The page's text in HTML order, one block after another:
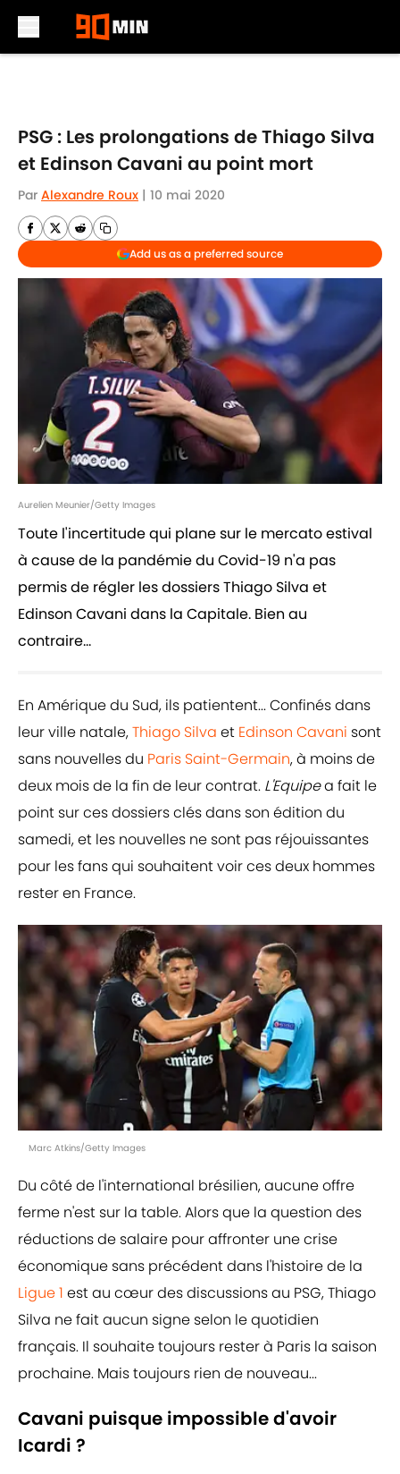
PSG : Les prolongations de Thiago Silva
et Edinson Cavani au point mort
Par Alexandre Roux | 10 mai 2020
Add us as a preferred source
Aurelien Meunier/Getty Images
Toute l'incertitude qui plane sur le mercato estival
à cause de la pandémie du Covid-19 n'a pas
permis de régler les dossiers Thiago Silva et
Edinson Cavani dans la Capitale. Bien au
contraire...
En Amérique du Sud, ils patientent... Confinés dans
leur ville natale,Thiago Silva et Edinson Cavani sont
sans nouvelles du Paris Saint-Germain, à moins de
deux mois de la fin de leur contrat. L'Equipea fait le
point sur ces dossiers clés dans son édition du
samedi, et les nouvelles ne sont pas réjouissantes
pour les fans qui souhaitent voir ces deux hommes
rester en France.
Marc Atkins/Getty Images
Du côté de l'international brésilien, aucune offre
ferme n'est sur la table. Alors que la question des
réductions de salaire pour affronter une crise
économique sans précédent dans l'histoire de la
Ligue 1 est au cœur des discussions au PSG, Thiago
Silva ne fait aucun signe selon le quotidien
français. Il souhaite toujours rester à Paris la saison
prochaine. Mais toujours rien de nouveau...
Cavani puisque impossible d'avoir
Icardi ?